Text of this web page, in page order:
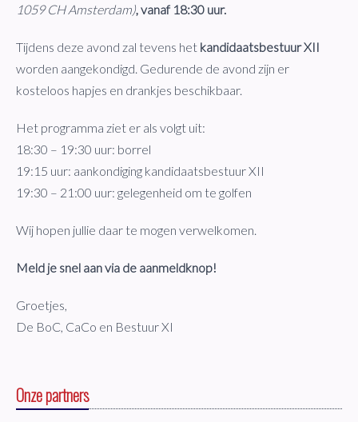
1059 CH Amsterdam) , vanaf 18:30 uur.
Tijdens deze avond zal tevens het kandidaatsbestuur XII
worden aangekondigd. Gedurende de avond zijn er
kosteloos hapjes en drankjes beschikbaar.
Het programma ziet er als volgt uit:
18:30 – 19:30 uur: borrel
19:15 uur: aankondiging kandidaatsbestuur XII
19:30 – 21:00 uur: gelegenheid om te golfen
Wij hopen jullie daar te mogen verwelkomen.
Meld je snel aan via de aanmeldknop!
Groetjes,
De BoC, CaCo en Bestuur XI
Onze partners